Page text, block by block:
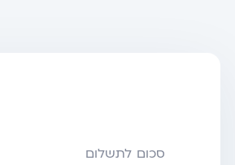
סכום לתשלום